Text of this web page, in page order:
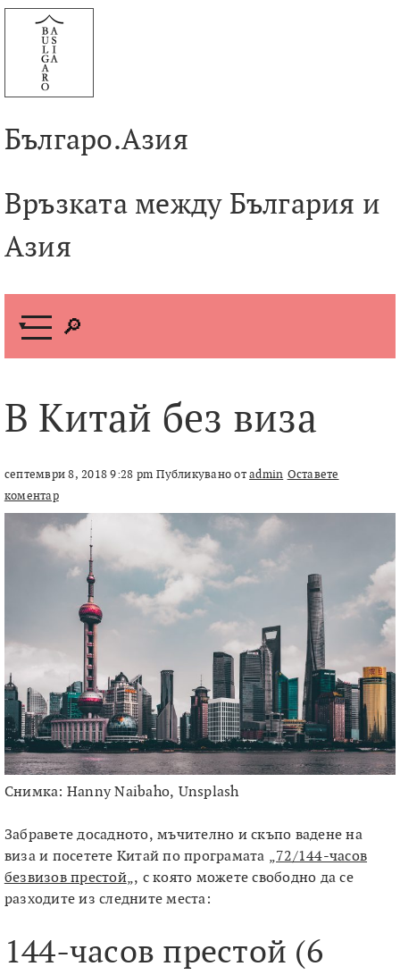
Към
съдържанието
Българо.Азия
Връзката между България и
Азия
М
н
В Китай без виза
септември 8, 2018 9:28 pm Публикувано отadmin Оставете
коментар
Снимка: Hanny Naibaho, Unsplash
Забравете досадното, мъчително и скъпо вадене на
виза и посетете Китай по програмата „72/144-часов
безвизов престой„, с която можете свободно да се
разходите из следните места:
144-часов престой (6